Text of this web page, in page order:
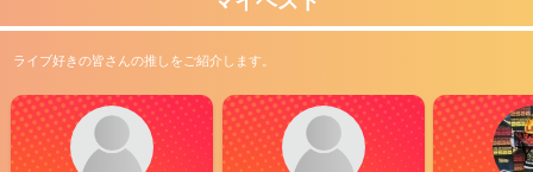
ライブ好きの皆さんの推しをご紹介します。